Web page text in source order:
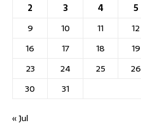
2
3 4 5
9
10 11 12
16
17 18 19
23
24 25 26
30
31
« Jul